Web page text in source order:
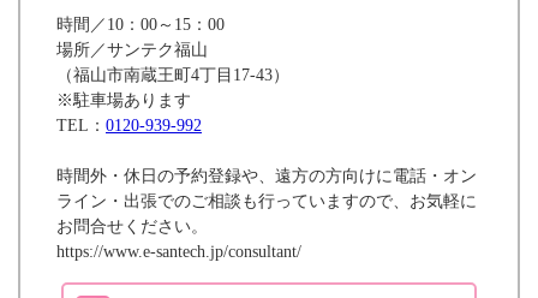
時間／10：00～15：00
場所／サンテク福山
（福山市南蔵王町4丁目17-43）
※駐車場あります
TEL： 0120-939-992
時間外・休日の予約登録や、遠方の方向けに電話・オン
ライン・出張でのご相談も行っていますので、お気軽に
お問合せください。
https://www.e-santech.jp/consultant/